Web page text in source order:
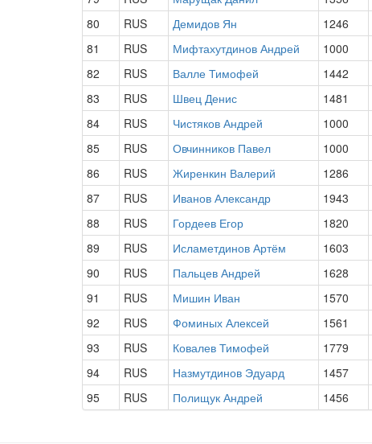
80
RUS Демидов Ян 1246
81
RUS Мифтахутдинов Андрей 1000
82
RUS Валле Тимофей 1442
83
RUS Швец Денис 1481
84
RUS Чистяков Андрей 1000
85
RUS Овчинников Павел 1000
86
RUS Жиренкин Валерий 1286
87
RUS Иванов Александр 1943
88
RUS Гордеев Егор 1820
89
RUS Исламетдинов Артём 1603
90
RUS Пальцев Андрей 1628
91
RUS Мишин Иван 1570
92
RUS Фоминых Алексей 1561
93
RUS Ковалев Тимофей 1779
94
RUS Назмутдинов Эдуард 1457
95
RUS Полищук Андрей 1456